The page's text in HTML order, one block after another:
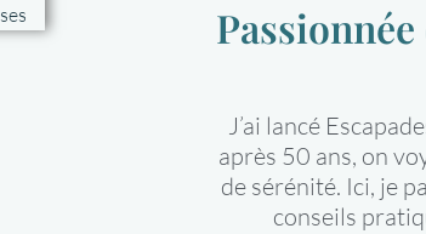
J’ai lancé
après 50 ans, on
de sérénité. Ici, je
conseils